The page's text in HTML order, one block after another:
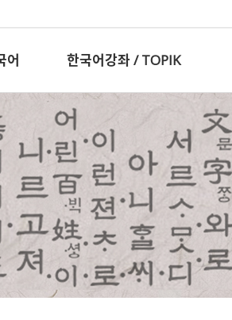
어 한국어강좌 / TOPIK